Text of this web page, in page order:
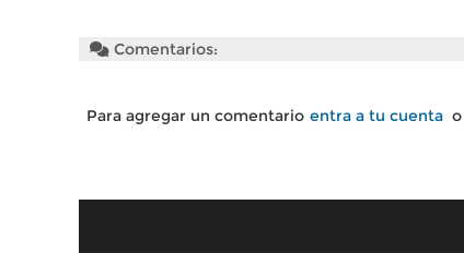
Comentarios:
Para agregar un comentario entra a tu cuenta o